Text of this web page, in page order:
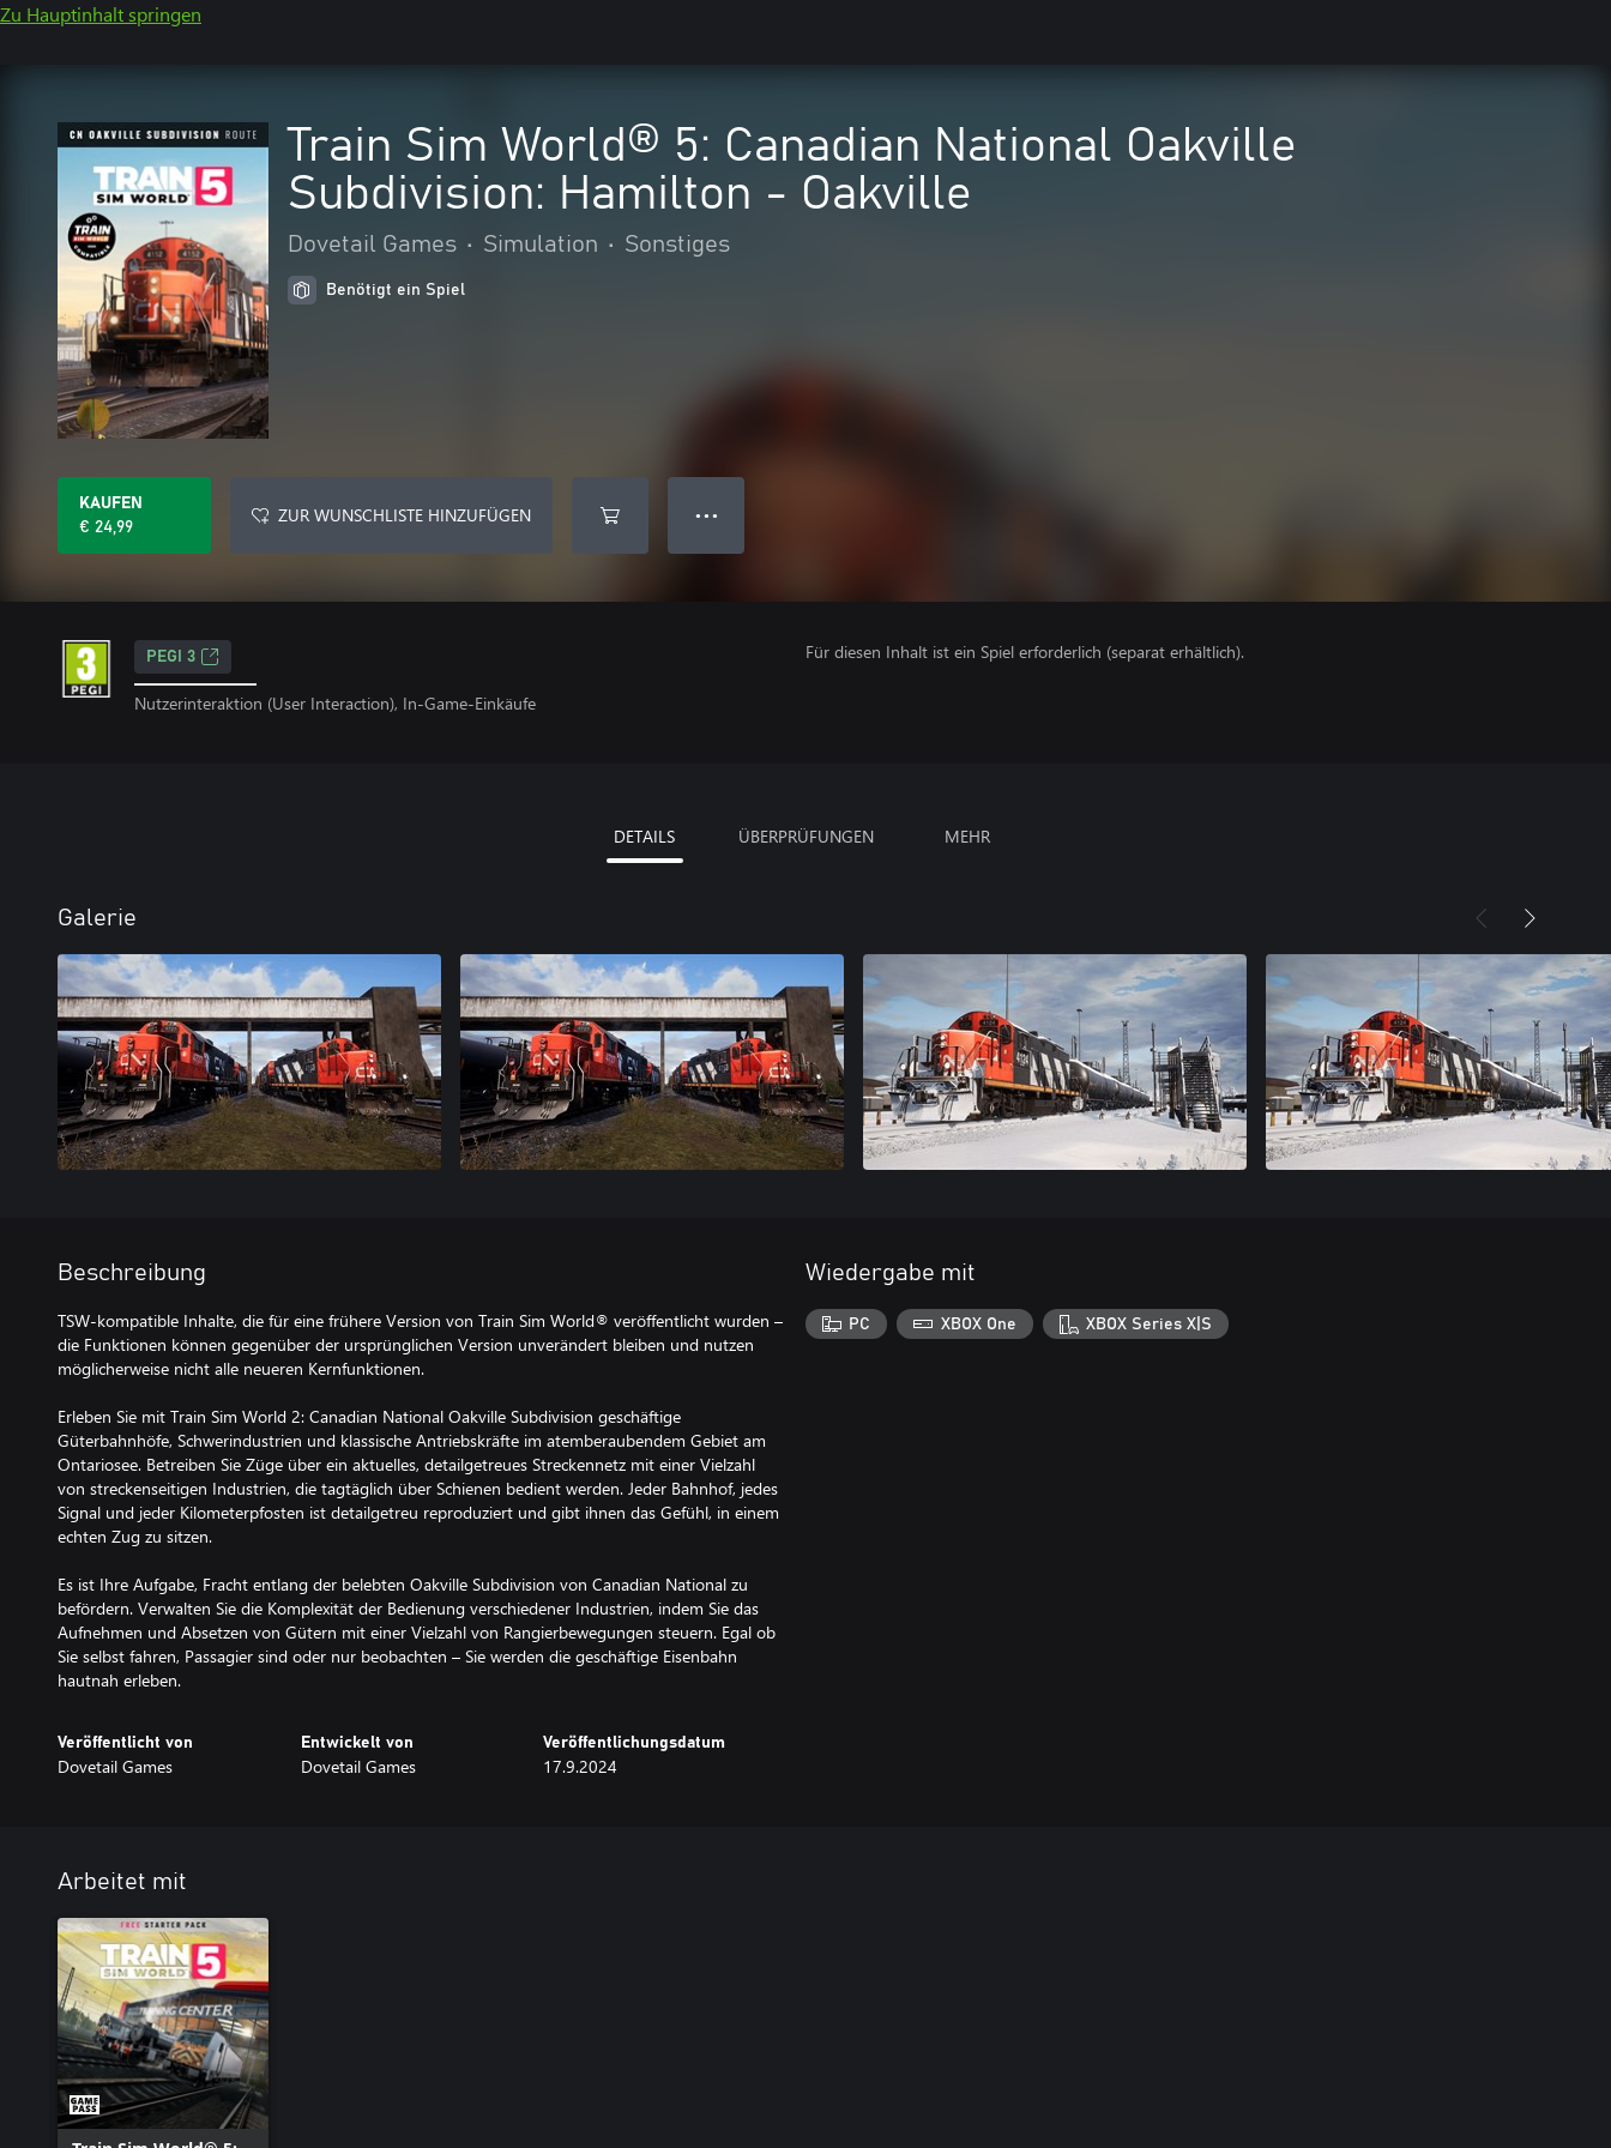
Zu Hauptinhalt springen
Train Sim World® 5: Canadian National Oakville
Subdivision: Hamilton - Oakville
Dovetail Games • Simulation • Sonstiges
Benötigt ein Spiel
KAUFEN
€ 24,99
ZUR WUNSCHLISTE HINZUFÜGEN ● ● ●
PEGI 3
Nutzerinteraktion (User Interaction), In-Game-Einkäufe
Für diesen Inhalt ist ein Spiel erforderlich (separat erhältlich).
DETAILS ÜBERPRÜFUNGEN MEHR
Galerie
Beschreibung
TSW-kompatible Inhalte, die für eine frühere Version von Train Sim World® veröffentlicht wurden –
die Funktionen können gegenüber der ursprünglichen Version unverändert bleiben und nutzen
möglicherweise nicht alle neueren Kernfunktionen.
Erleben Sie mit Train Sim World 2: Canadian National Oakville Subdivision geschäftige
Güterbahnhöfe, Schwerindustrien und klassische Antriebskräfte im atemberaubendem Gebiet am
Ontariosee. Betreiben Sie Züge über ein aktuelles, detailgetreues Streckennetz mit einer Vielzahl
von streckenseitigen Industrien, die tagtäglich über Schienen bedient werden. Jeder Bahnhof, jedes
Signal und jeder Kilometerpfosten ist detailgetreu reproduziert und gibt ihnen das Gefühl, in einem
echten Zug zu sitzen.
Es ist Ihre Aufgabe, Fracht entlang der belebten Oakville Subdivision von Canadian National zu
befördern. Verwalten Sie die Komplexität der Bedienung verschiedener Industrien, indem Sie das
Aufnehmen und Absetzen von Gütern mit einer Vielzahl von Rangierbewegungen steuern. Egal ob
Sie selbst fahren, Passagier sind oder nur beobachten – Sie werden die geschäftige Eisenbahn
Veröffentlicht von
Dovetail Games
Entwickelt von
Dovetail Games
Veröffentlichungsdatum
17.9.2024
Wiedergabe mit
PC XBOX One XBOX Series X|S
Arbeitet mit